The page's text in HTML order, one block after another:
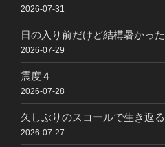
2026-07-31
日の入り前だけど結構暑かった
2026-07-29
震度４
2026-07-28
久しぶりのスコールで生き返る
2026-07-27